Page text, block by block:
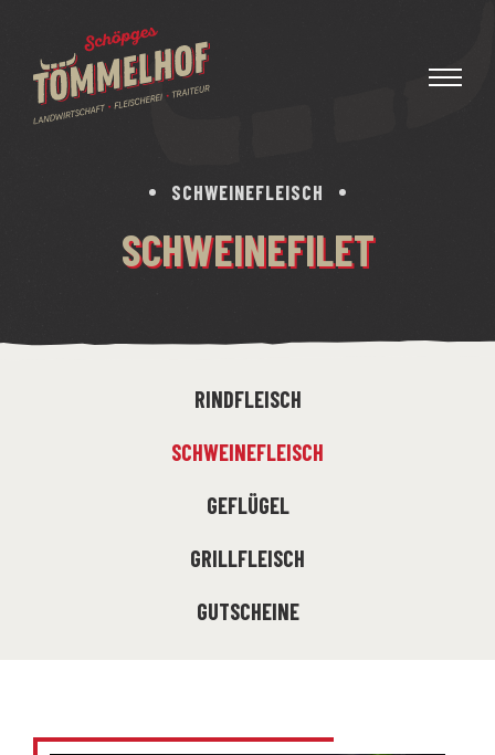
SCHWEINEFLEISCH
SCHWEINEFILET
RINDFLEISCH
SCHWEINEFLEISCH
GEFLÜGEL
GRILLFLEISCH
GUTSCHEINE